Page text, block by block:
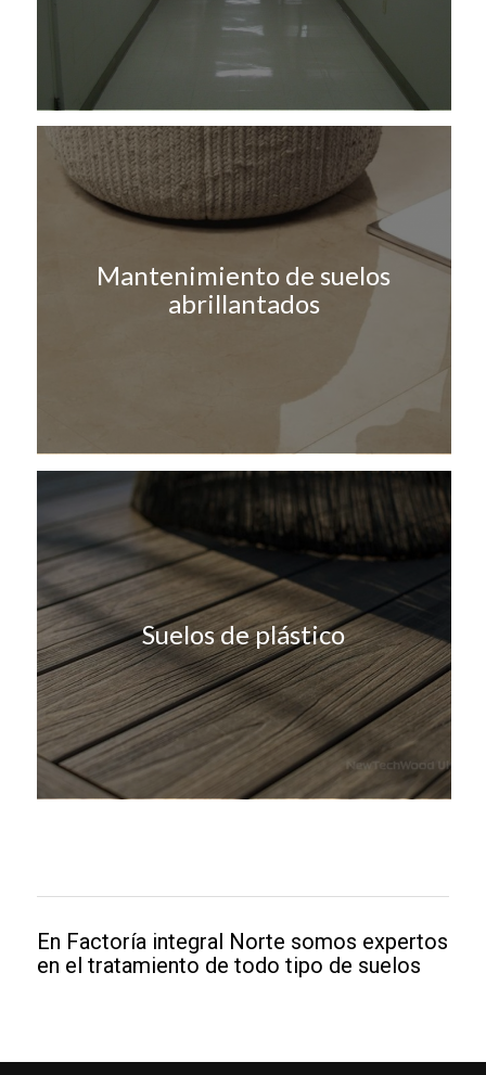
Mantenimiento de suelos
abrillantados
Suelos de plástico
En Factoría integral Norte somos expertos
en el tratamiento de todo tipo de suelos